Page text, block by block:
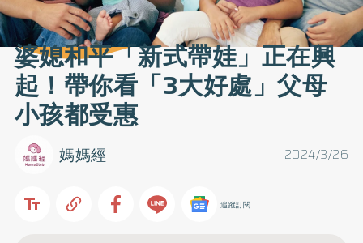
婆媳和平「新式帶娃」正在興
起！帶你看「3大好處」父母
小孩都受惠
2024/3/26
媽媽經
追蹤訂閱